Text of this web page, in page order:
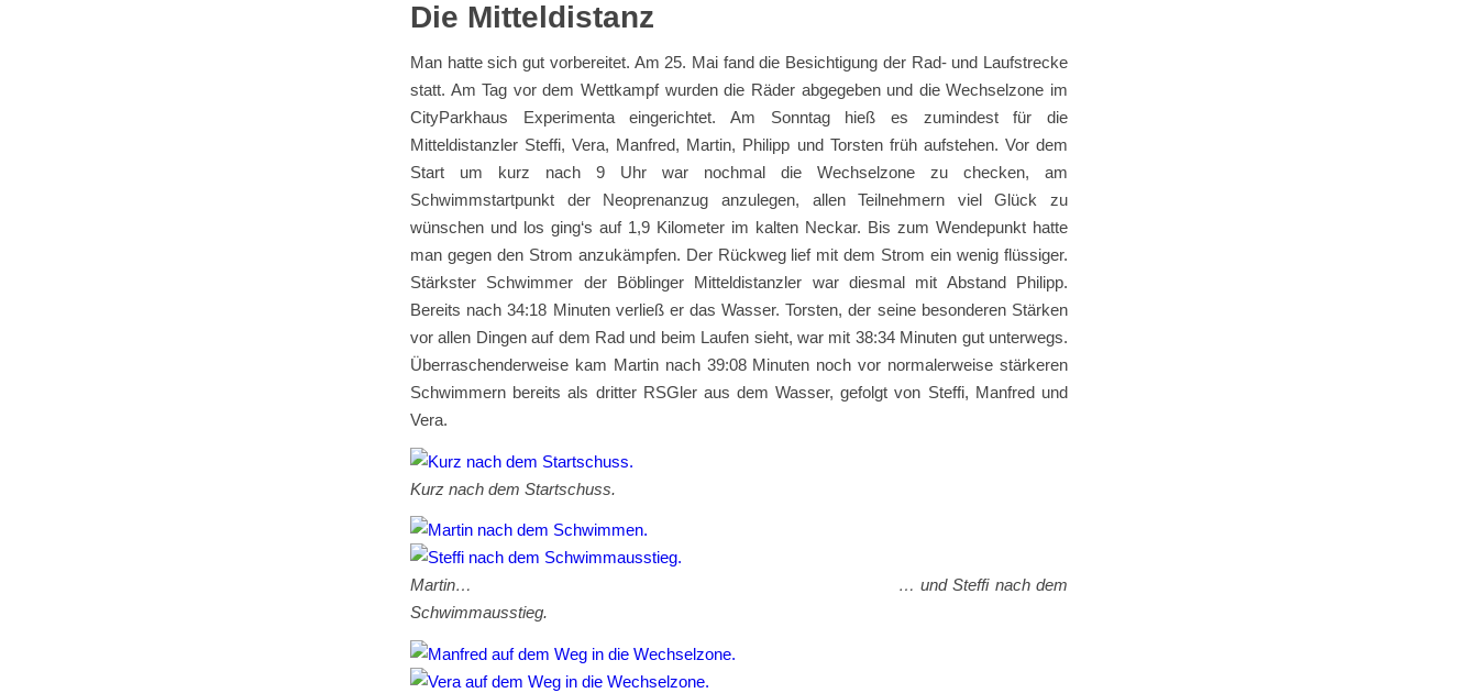
Die Mitteldistanz
Man hatte sich gut vorbereitet. Am 25. Mai fand die Besichtigung der Rad- und Laufstrecke
statt. Am Tag vor dem Wettkampf wurden die Räder abgegeben und die Wechselzone im
CityParkhaus Experimenta eingerichtet. Am Sonntag hieß es zumindest für die
Mitteldistanzler Steffi, Vera, Manfred, Martin, Philipp und Torsten früh aufstehen. Vor dem
Start um kurz nach 9 Uhr war nochmal die Wechselzone zu checken, am
Schwimmstartpunkt der Neoprenanzug anzulegen, allen Teilnehmern viel Glück zu
wünschen und los ging‘s auf 1,9 Kilometer im kalten Neckar. Bis zum Wendepunkt hatte
man gegen den Strom anzukämpfen. Der Rückweg lief mit dem Strom ein wenig flüssiger.
Stärkster Schwimmer der Böblinger Mitteldistanzler war diesmal mit Abstand Philipp.
Bereits nach 34:18 Minuten verließ er das Wasser. Torsten, der seine besonderen Stärken
vor allen Dingen auf dem Rad und beim Laufen sieht, war mit 38:34 Minuten gut unterwegs.
Überraschenderweise kam Martin nach 39:08 Minuten noch vor normalerweise stärkeren
Schwimmern bereits als dritter RSGler aus dem Wasser, gefolgt von Steffi, Manfred und
Vera.
Kurz nach dem Startschuss.
Martin… … und Steffi nach dem
Schwimmausstieg.